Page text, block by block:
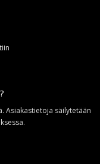
Asiakastietoja säilytetään